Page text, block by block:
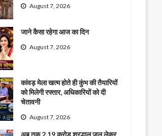
August 7, 2026
जाने कैसा रहेगा आज का दिन
August 7, 2026
कांवड़ मेला खत्म होते ही कुंभ की तैयारियों
को मिलेगी रफ्तार, अधिकारियों को दी
चेतावनी
August 7, 2026